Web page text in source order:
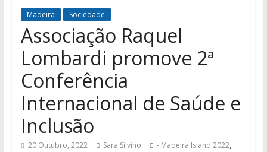
Madeira Sociedade
Associação Raquel
Lombardi promove 2ª
Conferência
Internacional de Saúde e
Inclusão
20 Outubro, 2022 Sara Silvino - Madeira Island 2022,